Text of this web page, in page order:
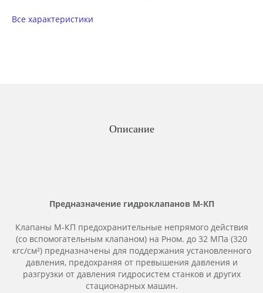
Все характеристики
Описание
Предназначение гидроклапанов М-КП
Клапаны М-КП предохранительные непрямого действия
(со вспомогательным клапаном) на Рном. до 32 МПа (320
кгс/см²) предназначены для поддержания установленного
давления, предохраняя от превышения давления и
разгрузки от давления гидросистем станков и других
стационарных машин.